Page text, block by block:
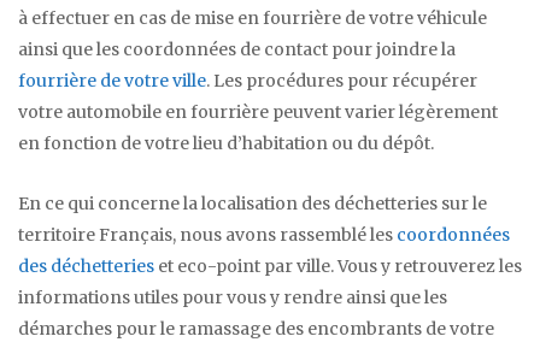
à effectuer en cas de mise en fourrière de votre véhicule
ainsi que les coordonnées de contact pour joindre la
fourrière de votre ville. Les procédures pour récupérer
votre automobile en fourrière peuvent varier légèrement
en fonction de votre lieu d’habitation ou du dépôt.
En ce qui concerne la localisation des déchetteries sur le
territoire Français, nous avons rassemblé les coordonnées
des déchetteries et eco-point par ville. Vous y retrouverez les
informations utiles pour vous y rendre ainsi que les
démarches pour le ramassage des encombrants de votre